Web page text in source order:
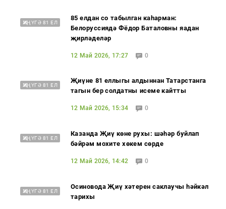
ҖИҢҮГӘ 81 ЕЛ
85 елдан соң табылган каһарман:
Белоруссиядә Фёдор Баталовны яңадан
җирләделәр
12 Май 2026, 17:27 0
ҖИҢҮГӘ 81 ЕЛ
Җиңүнең 81 еллыгы алдыннан Татарстанга
тагын бер солдатның исеме кайтты
12 Май 2026, 15:34 0
ҖИҢҮГӘ 81 ЕЛ
Казанда Җиңү көне рухы: шәһәр буйлап
бәйрәм мохите хөкем сөрде
12 Май 2026, 14:42 0
ҖИҢҮГӘ 81 ЕЛ
Осиновода Җиңү хәтерен саклаучы һәйкәл
тарихы